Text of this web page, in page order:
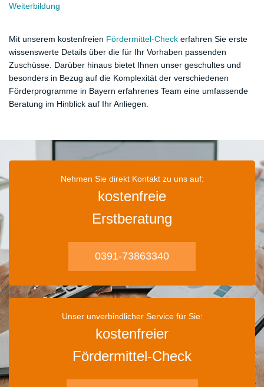
Weiterbildung
Mit unserem kostenfreien Fördermittel-Check erfahren Sie erste
wissenswerte Details über die für Ihr Vorhaben passenden
Zuschüsse. Darüber hinaus bietet Ihnen unser geschultes und
besonders in Bezug auf die Komplexität der verschiedenen
Förderprogramme in Bayern erfahrenes Team eine umfassende
Beratung im Hinblick auf Ihr Anliegen.
Nehmen Sie direkt Kontakt zu uns auf:
kostenfreie
Erstberatung
0391-73863340
Unser unverbindlicher Service für Sie:
kostenfreier
Fördermittel-Check